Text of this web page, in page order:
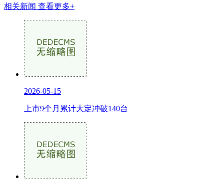
相关新闻 查看更多+
2026-05-15
上市9个月累计大定冲破140台